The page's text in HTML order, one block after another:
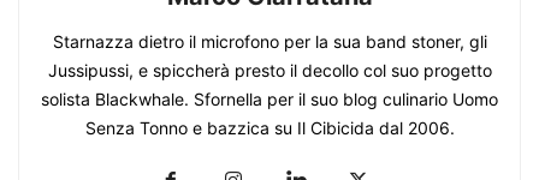
Starnazza dietro il microfono per la sua band stoner, gli
Jussipussi, e spiccherà presto il decollo col suo progetto
solista Blackwhale. Sfornella per il suo blog culinario Uomo
Senza Tonno e bazzica su Il Cibicida dal 2006.